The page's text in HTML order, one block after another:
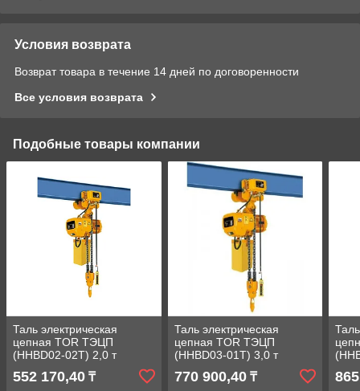
Условия возврата
Возврат товара в течение 14 дней по договоренности
Все условия возврата
Подобные товары компании
Таль электрическая
цепная TOR ТЭЦП
(HHBD02-02T) 2,0 т
552 170,40 ₸
Таль электрическая
цепная TOR ТЭЦП
(HHBD03-01T) 3,0 т
770 900,40₸